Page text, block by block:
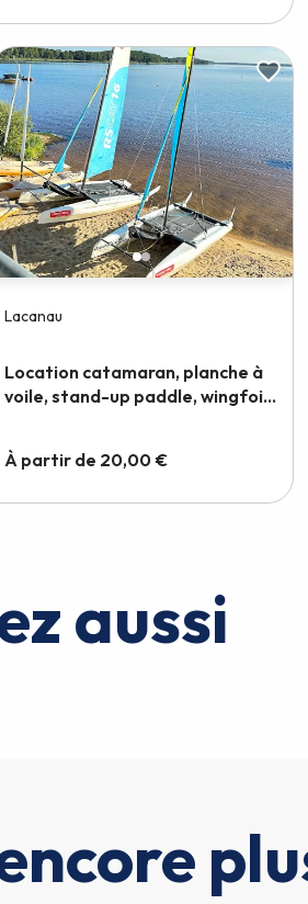
aussi